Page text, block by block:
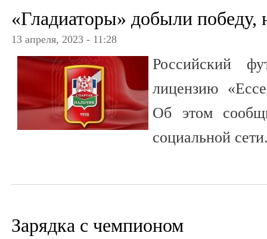
«Гладиаторы» добыли победу,
13 апреля, 2023 - 11:28
Российский
лицензию
Об этом
социальной
Зарядка с чемпионом